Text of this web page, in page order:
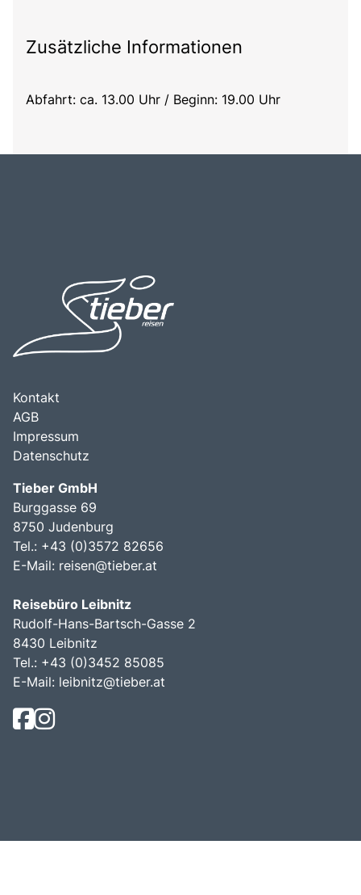
Zusätzliche Informationen
Abfahrt: ca. 13.00 Uhr / Beginn: 19.00 Uhr
Kontakt
AGB
Impressum
Datenschutz
Tieber GmbH
Burggasse 69
8750 Judenburg
Tel.: +43 (0)3572 82656
E-Mail: reisen@tieber.at
Reisebüro Leibnitz
Rudolf-Hans-Bartsch-Gasse 2
8430 Leibnitz
Tel.: +43 (0)3452 85085
E-Mail: leibnitz@tieber.at